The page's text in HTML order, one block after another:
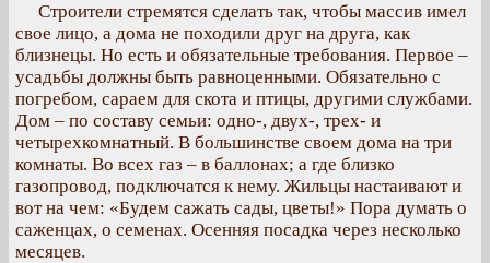
Строители стремятся сделать так, чтобы массив имел
свое лицо, а дома не походили друг на друга, как
близнецы. Но есть и обязательные требования. Первое –
усадьбы должны быть равноценными. Обязательно с
погребом, сараем для скота и птицы, другими службами.
Дом – по составу семьи: одно-, двух-, трех- и
четырехкомнатный. В большинстве своем дома на три
комнаты. Во всех газ – в баллонах; а где близко
газопровод, подключатся к нему. Жильцы настаивают и
вот на чем: «Будем сажать сады, цветы!» Пора думать о
саженцах, о семенах. Осенняя посадка через несколько
месяцев.